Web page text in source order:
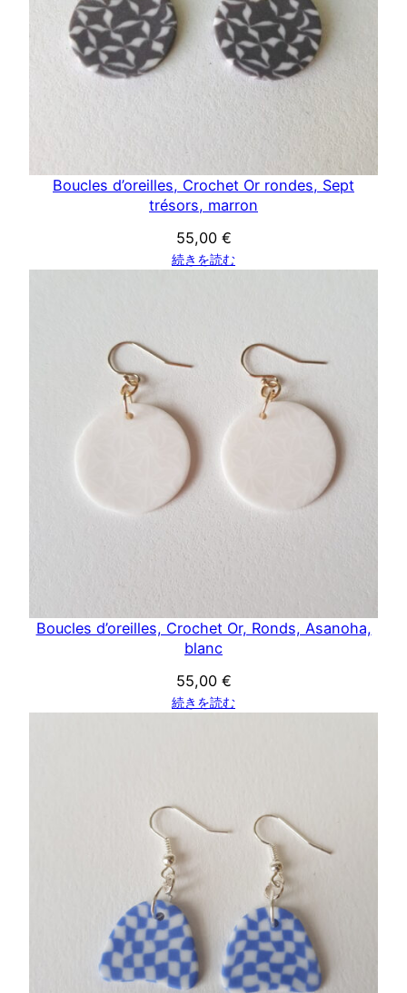
Boucles d’oreilles, Crochet Or rondes, Sept
trésors, marron
55,00 €
続きを読む
Boucles d’oreilles, Crochet Or, Ronds, Asanoha,
blanc
55,00 €
続きを読む